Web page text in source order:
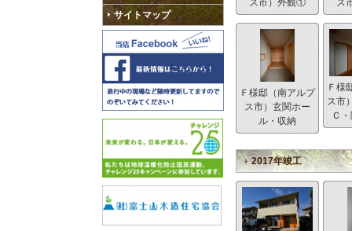
ス市）外観①
ス
Ｆ様邸（南アルプ
ス市）玄関ホー
ル・収納
Ｆ様
ス市
Ｃ
2017年竣工
サイトマップ